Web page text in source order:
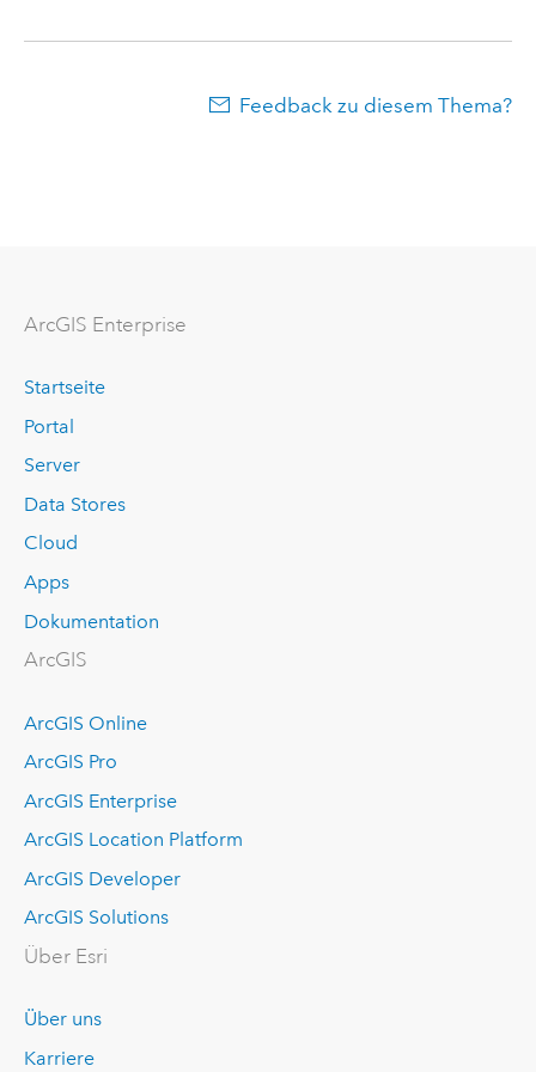
Feedback zu diesem Thema?
ArcGIS Enterprise
Startseite
Portal
Server
Data Stores
Cloud
Apps
Dokumentation
ArcGIS
ArcGIS Online
ArcGIS Pro
ArcGIS Enterprise
ArcGIS Location Platform
ArcGIS Developer
ArcGIS Solutions
Über Esri
Über uns
Karriere